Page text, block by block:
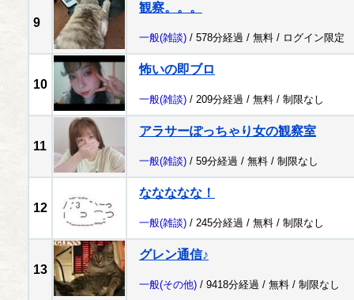
9
観察。。。
一般(雑談) / 578分経過 / 無料 / ログイン限定
10
怖いの即ブロ
一般(雑談) / 209分経過 / 無料 / 制限なし
11
アラサーぽっちゃり女の観察室
一般(雑談) / 59分経過 / 無料 / 制限なし
12
ななななな！
一般(雑談) / 245分経過 / 無料 / 制限なし
13
グレン通信♪
一般(その他) / 9418分経過 / 無料 / 制限なし